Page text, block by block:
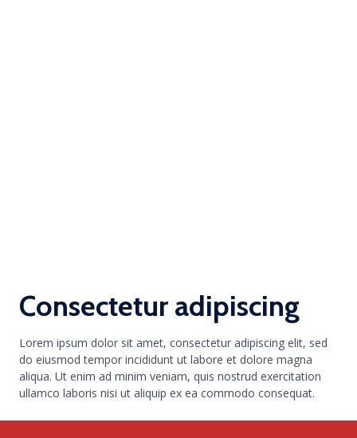
Consectetur adipiscing
Lorem ipsum dolor sit amet, consectetur adipiscing elit, sed
do eiusmod tempor incididunt ut labore et dolore magna
aliqua. Ut enim ad minim veniam, quis nostrud exercitation
ullamco laboris nisi ut aliquip ex ea commodo consequat.